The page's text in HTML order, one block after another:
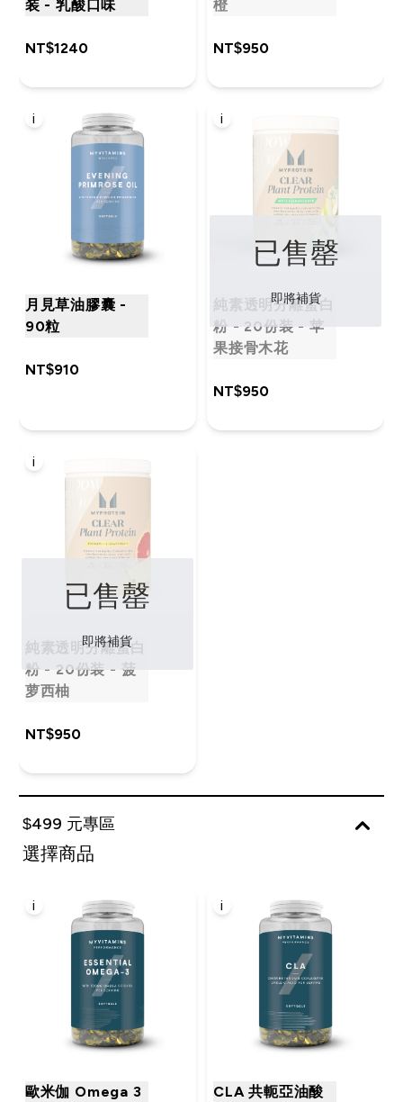
装 - 乳酸口味
NT$1240‎
橙
NT$950‎
i
月見草油膠囊 -
90粒
NT$910‎
i
純素透明分離蛋白
粉 - 20份装 - 苹
果接骨木花
NT$950‎
已售罄
即將補貨
i
純素透明分離蛋白
粉 - 20份装 - 菠
萝西柚
NT$950‎
已售罄
即將補貨
$499 元專區
選擇商品
i
歐米伽 Omega 3
i
CLA 共軛亞油酸